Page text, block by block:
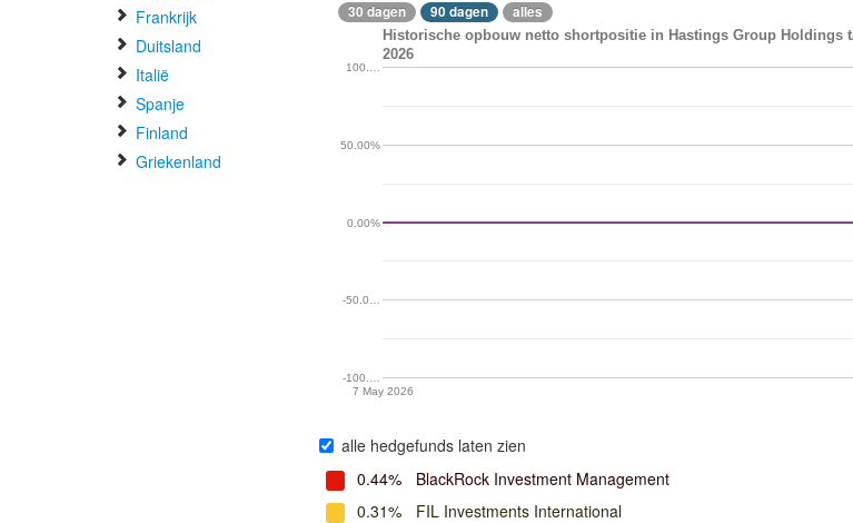
Frankrijk
Duitsland
Italië
Spanje
Finland
Griekenland
30 dagen 90 dagen alles
Historische opbouw netto shortpositie in Hastings Group Holdings
2026
7 May 2026
-100.…
-50.0…
0.00%
50.00%
100.…
alle hedgefunds laten zien
0.44%
BlackRock Investment Management
0.31%
FIL Investments International